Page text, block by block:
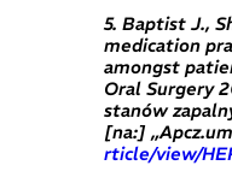
5. Baptist J.,
medication
amongst
Oral Surgery
stanów
[na:]
rticle/view/